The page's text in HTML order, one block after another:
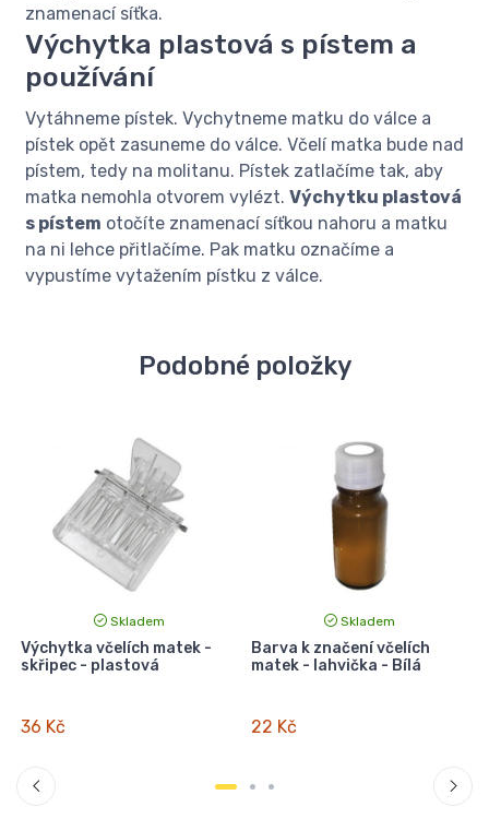
znamenací síťka.
Výchytka plastová s pístem a
používání
Vytáhneme pístek. Vychytneme matku do válce a
pístek opět zasuneme do válce. Včelí matka bude nad
pístem, tedy na molitanu. Pístek zatlačíme tak, aby
matka nemohla otvorem vylézt. Výchytku plastová
s pístem otočíte znamenací síťkou nahoru a matku
na ni lehce přitlačíme. Pak matku označíme a
vypustíme vytažením pístku z válce.
Podobné položky
Skladem
Výchytka včelích matek -
skřipec - plastová
36 Kč
Skladem
Barva k značení včelích
matek - lahvička - Bílá
22 Kč